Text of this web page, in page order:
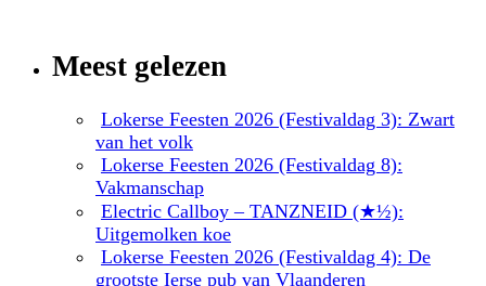
Meest gelezen
Lokerse Feesten 2026 (Festivaldag 3): Zwart
van het volk
Lokerse Feesten 2026 (Festivaldag 8):
Vakmanschap
Electric Callboy – TANZNEID (★½):
Uitgemolken koe
Lokerse Feesten 2026 (Festivaldag 4): De
grootste Ierse pub van Vlaanderen